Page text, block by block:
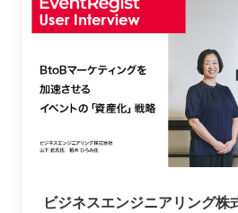
ビジネスエンジニアリング株